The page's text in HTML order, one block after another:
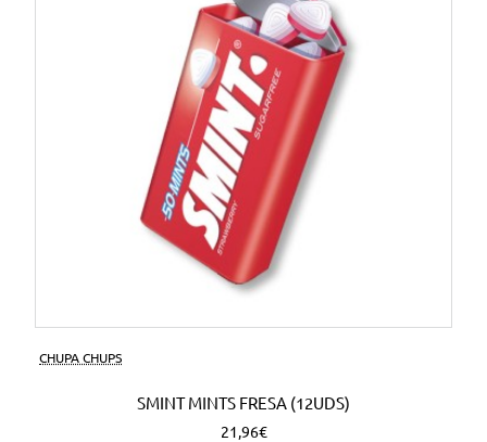
CHUPA CHUPS
SMINT MINTS FRESA (12UDS)
21,96€